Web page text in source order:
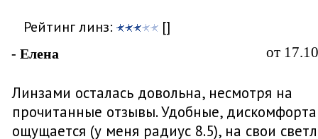
Рейтинг линз: []
- Елена от
Линзами осталась довольна, несмотря на
прочитанные отзывы. Удобные,
ощущается (у меня радиус 8.5), на свои